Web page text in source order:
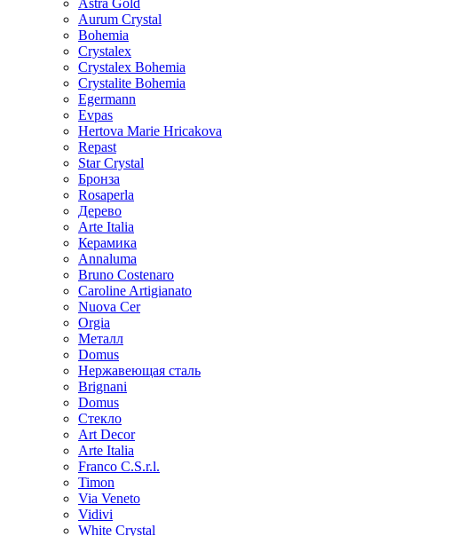
Astra Gold
Aurum Crystal
Bohemia
Crystalex
Crystalex Bohemia
Crystalite Bohemia
Egermann
Evpas
Hertova Marie Hricakova
Repast
Star Crystal
Бронза
Rosaperla
Дерево
Arte Italia
Керамика
Annaluma
Bruno Costenaro
Caroline Artigianato
Nuova Cer
Orgia
Металл
Domus
Нержавеющая сталь
Brignani
Domus
Стекло
Art Decor
Arte Italia
Franco C.S.r.l.
Timon
Via Veneto
Vidivi
White Crystal